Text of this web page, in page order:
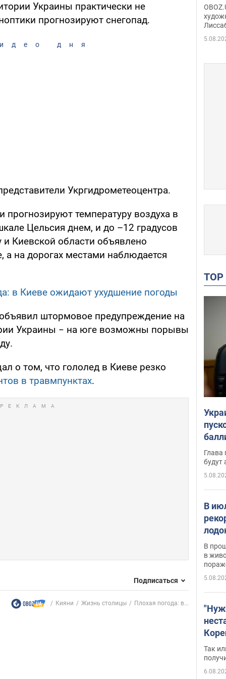
Украины практически не
прогнозируют снегопад.
дня
Укргидрометеоцентра.
прогнозируют температуру воздуха в
Цельсия днем, и до –12 градусов
Киевской области объявлено
на дорогах местами наблюдается
в Киеве ожидают ухудшение погоды
штормовое предупреждение на
Украины − на юге возможны порывы
о том, что гололед в Киеве резко
в травмпунктах.
Подписаться
Кияни Жизнь столицы Плохая погода: в...
сына
Глава
будут
В
В
в
Так